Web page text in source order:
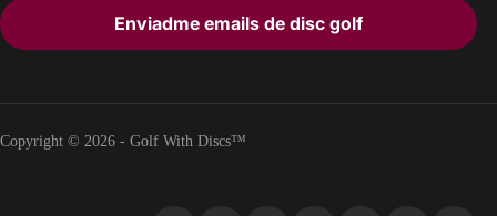
Enviadme emails de disc golf
Copyright © 2026 - Golf With Discs™